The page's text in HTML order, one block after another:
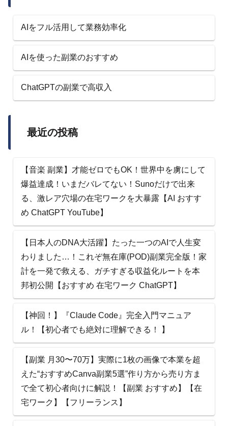
AIをフル活用して業務効率化
AIを使った副業のおすすめ
ChatGPTの副業で高収入
最近の投稿
【音楽 副業】才能ゼロでもOK！世界中を虜にして
爆益達成！いまだバレてない！Sunoだけで出来
る、激レア穴場の在宅ワークを大暴露【AI おすす
め ChatGPT YouTube】
【日本人のDNA大活躍】たった一つのAIで人生変
わりました…！これぞ無在庫(POD)副業完全版！家
計を一発で救える、ガチすぎる収益化ルートを本
邦初公開【おすすめ 在宅ワーク ChatGPT】
【神回！】『Claude Code』完全入門マニュア
ル！【初心者でも絶対に理解できる！ 】
【副業 月30〜70万】実際に1枚の画像で本業を超
えた“おすすめCanva副業5選”作り方から売り方ま
で全て初心者向けに解説！【副業 おすすめ】【在
宅ワーク】【フリーランス】